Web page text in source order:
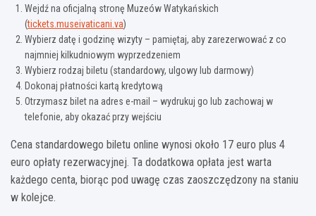
Wejdź na oficjalną stronę Muzeów Watykańskich
(tickets.museivaticani.va)
Wybierz datę i godzinę wizyty – pamiętaj, aby zarezerwować z co
najmniej kilkudniowym wyprzedzeniem
Wybierz rodzaj biletu (standardowy, ulgowy lub darmowy)
Dokonaj płatności kartą kredytową
Otrzymasz bilet na adres e-mail – wydrukuj go lub zachowaj w
telefonie, aby okazać przy wejściu
Cena standardowego biletu online wynosi około 17 euro plus 4
euro opłaty rezerwacyjnej. Ta dodatkowa opłata jest warta
każdego centa, biorąc pod uwagę czas zaoszczędzony na staniu
w kolejce.